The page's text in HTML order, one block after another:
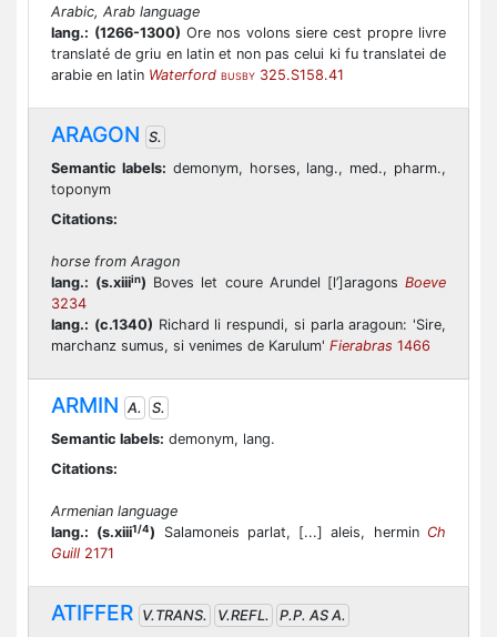
Arabic, Arab language
lang.: (1266-1300) Ore nos volons siere cest propre livre
translaté de griu en latin et non pas celui ki fu translatei de
arabie en latin Waterford BUSBY 325.S158.41
ARAGON S.
Semantic labels: demonym, horses, lang., med., pharm.,
toponym
Citations:
horse from Aragon
lang.: (s.xiiiin) Boves let coure Arundel [l’]aragonsBoeve
3234
lang.: (c.1340) Richard li respundi, si parla aragoun: 'Sire,
marchanz sumus, si venimes de Karulum' Fierabras 1466
ARMIN A.
S.
Semantic labels: demonym, lang.
Citations:
Armenian language
lang.: (s.xiii1/4) Salamoneis parlat, [...] aleis, hermin Ch
Guill 2171
ATIFFER V.TRANS. V.REFL.
P.P. AS A.